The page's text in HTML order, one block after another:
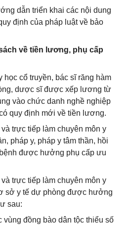
dẫn triển khai các nội dung
định của pháp luật về bảo
về tiền lương, phụ cấp
học cổ truyền, bác sĩ răng hàm
dược sĩ được xếp lương từ
vào chức danh nghề nghiệp
quy định mới về tiền lương.
trực tiếp làm chuyên môn y
pháp y, pháp y tâm thần, hồi
được hưởng phụ cấp ưu
trực tiếp làm chuyên môn y
sở y tế dự phòng được hưởng
sau:
đồng bào dân tộc thiểu số